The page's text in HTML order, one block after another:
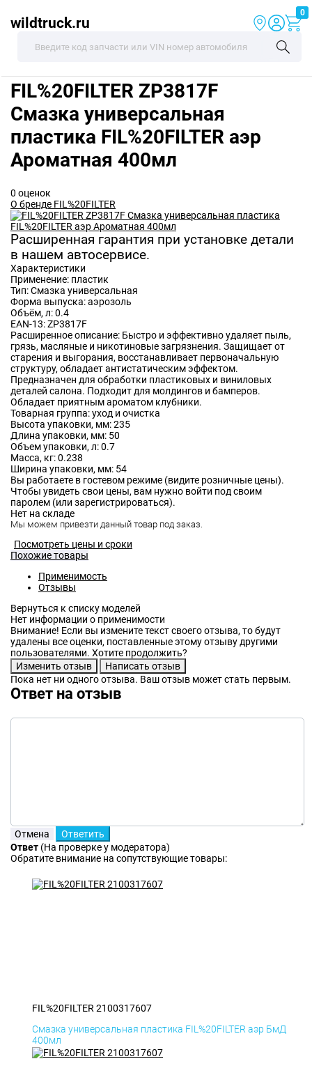
wildtruck.ru
0
FIL%20FILTER ZP3817F
Смазка универсальная
пластика FIL%20FILTER аэр
Ароматная 400мл
0 оценок
О бренде FIL%20FILTER
Расширенная гарантия при установке детали
в нашем автосервисе.
Характеристики
Применение: пластик
Тип:Смазка универсальная
Форма выпуска:аэрозоль
Объём, л:0.4
EAN-13:ZP3817F
Расширенное описание: Быстро и эффективно удаляет пыль,
грязь, масляные и никотиновые загрязнения. Защищает от
старения и выгорания, восстанавливает первоначальную
структуру, обладает антистатическим эффектом.
Предназначен для обработки пластиковых и виниловых
деталей салона. Подходит для молдингов и бамперов.
Обладает приятным ароматом клубники.
Товарная группа:уход и очистка
Высота упаковки, мм:235
Длина упаковки, мм: 50
Объем упаковки, л:0.7
Масса, кг:0.238
Ширина упаковки, мм: 54
Вы работаете в гостевом режиме (видите розничные цены).
Чтобы увидеть свои цены, вам нужно войти под своим
паролем (или зарегистрироваться).
Нет на складе
Мы можем привезти данный товар под заказ.
Посмотреть цены и сроки
Похожие товары
Применимость
Отзывы
Нет информации о применимости
Внимание! Если вы измените текст своего отзыва, то будут
удалены все оценки, поставленные этому отзыву другими
пользователями. Хотите продолжить?
Пока нет ни одного отзыва. Ваш отзыв может стать первым.
Ответ на отзыв
Ответ (На проверке у модератора)
Обратите внимание на сопутствующие товары:
FIL%20FILTER 2100317607
Смазка универсальная пластика FIL%20FILTER аэр БмД
400мл